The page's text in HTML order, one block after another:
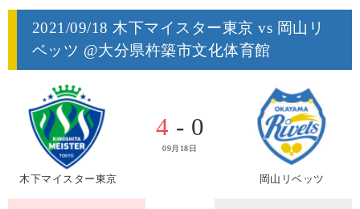
2021/09/18 木下マイスター東京 vs 岡山リ
ベッツ @大分県杵築市文化体育館
木下マイスター東京
4 - 0
09月18日
岡山リベッツ